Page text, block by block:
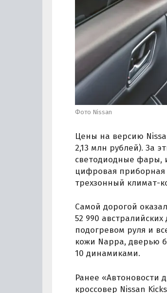
Фото Nissan
Цены на версию
2,13 млн рублей). За
светодиодные фары,
цифровая
трехзонный климат-
Самой дорогой
52 990
подогревом руля и
кожи Nappa, дверью
10 динамиками.
Ранее «Автоновости
кроссовер Nissan